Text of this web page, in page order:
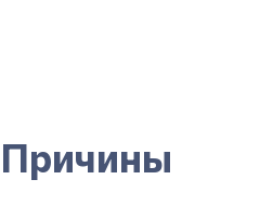
Причины